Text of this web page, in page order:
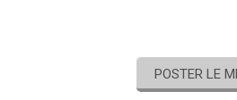
POSTER LE